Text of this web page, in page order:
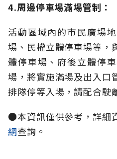
4.周邊停車場滿場管制：
活動區域內的市民廣場
場、民權立體停車場等，
體停車場、府後立體停
場，將實施滿場及出入口
排隊停等入場，請配合駛
●本資訊僅供參考，詳細
網查詢。